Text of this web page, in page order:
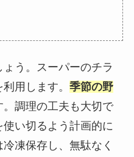
う。スーパーのチラ
用します。 季節の野
。調理の工夫も大切で
い切るよう計画的に
凍保存し、無駄なく